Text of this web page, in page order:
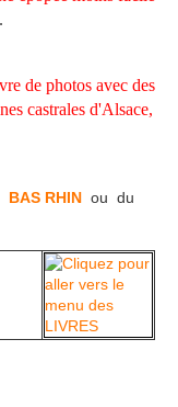
de photos avec des
castrales d'Alsace,
BAS RHIN ou du